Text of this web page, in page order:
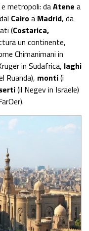
metropoli: daAtene a
Cairoa Madrid, da
(Costarica,
un continente,
Chimanimani in
in Sudafrica, laghi
Ruanda), monti(i
(il Negev in Israele)